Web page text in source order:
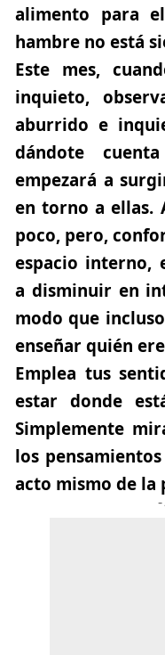
alimento para
hambre no está
Este mes,
inquieto,
aburrido e
dándote
empezará a
en torno a ellas.
poco, pero,
espacio interno,
a disminuir en
modo que
enseñar quién
Emplea tus
estar donde
Simplemente
los
acto mismo de la
-